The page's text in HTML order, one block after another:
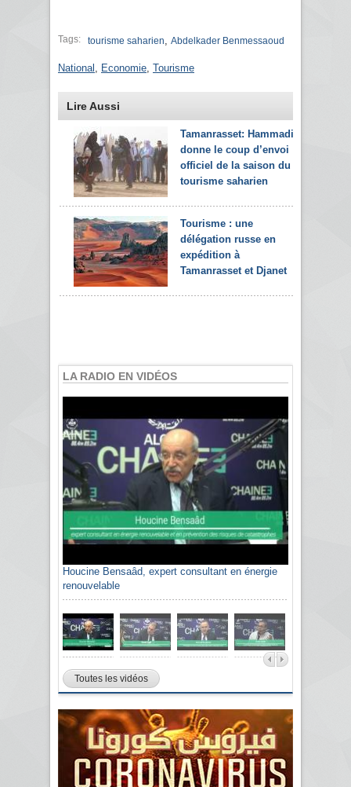
Tags: tourisme saharien Abdelkader Benmessaoud
National Economie Tourisme
Lire Aussi
Tamanrasset: Hammadi
donne le coup d’envoi
officiel de la saison du
tourisme saharien
Tourisme : une
délégation russe en
expédition à
Tamanrasset et Djanet
LA RADIO EN VIDÉOS
Houcine Bensaâd, expert consultant en énergie
renouvelable
Toutes les vidéos